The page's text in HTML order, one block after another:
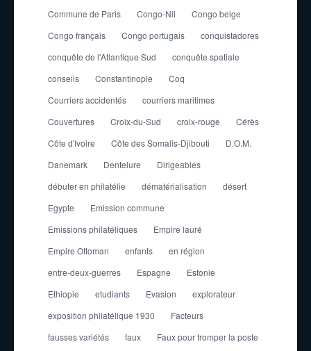
Commune de Paris
Congo-Nil
Congo belge
Congo français
Congo portugais
conquistadores
conquête de l'Atlantique Sud
conquête spatiale
conseils
Constantinople
Coq
Courriers accidentés
courriers maritimes
Couvertures
Croix-du-Sud croix-rouge
Cérès
Côte d'Ivoire
Côte des Somalis-Djibouti
D.O.M.
Danemark
Dentelure
Dirigeables
débuter en philatélie
dématérialisation
désert
Egypte
Emission commune
Emissions philatéliques
Empire lauré
Empire Ottoman
enfants
en région
entre-deux-guerres
Espagne
Estonie
Ethiopie
etudiants Evasion
explorateur
exposition philatélique 1930
Facteurs
fausses variétés
faux
Faux pour tromper la poste